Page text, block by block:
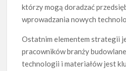
którzy mogą doradzać
wprowadzania nowych
Ostatnim elementem strategii
pracowników branży
technologii i materiałów jest